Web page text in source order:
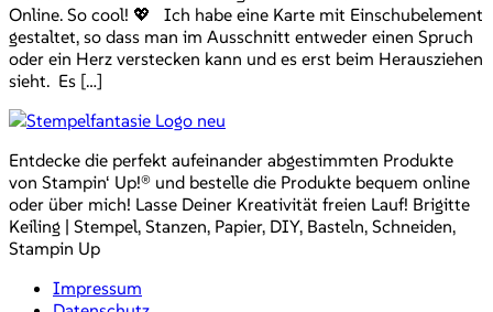
Online. So cool! 💖 Ich habe eine Karte mit Einschubelement
gestaltet, so dass man im Ausschnitt entweder einen Spruch
oder ein Herz verstecken kann und es erst beim Herausziehen
sieht. Es […]
Entdecke die perfekt aufeinander abgestimmten Produkte
von Stampin‘ Up!® und bestelle die Produkte bequem online
oder über mich! Lasse Deiner Kreativität freien Lauf! Brigitte
Keiling | Stempel, Stanzen, Papier, DIY, Basteln, Schneiden,
Stampin Up
Impressum